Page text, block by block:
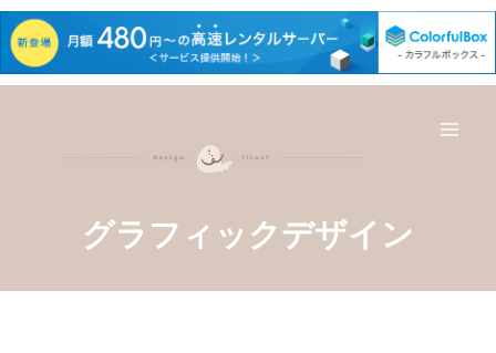
内
容
を
グラフィックデザイン